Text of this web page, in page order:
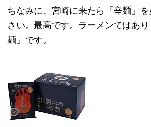
ちなみに、宮崎に来たら「辛麺」
さい。最高です。ラーメンではあ
麺」です。